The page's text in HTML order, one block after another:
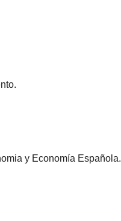
y Economía Española.